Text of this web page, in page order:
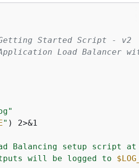
Started Script - v2
Load Balancer
" ) 2>&1
Balancing setup script at
will be logged to